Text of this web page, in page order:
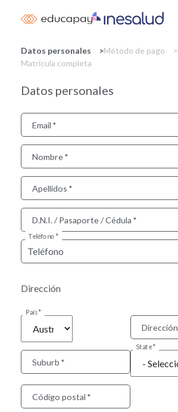
to
content
Datos personales
Método de pago
Matrícula completa
Datos personales
Email
Nombre
Apellidos
D.N.I. / Pasaporte / Cédula
Teléfono
Dirección
País
Dirección
Suburb
State
Código postal